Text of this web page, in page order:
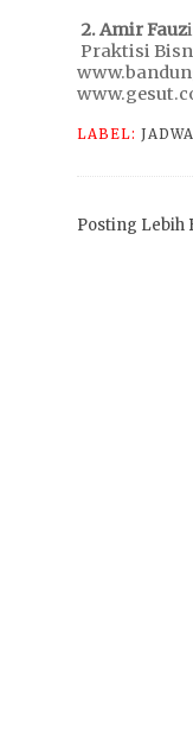
2. Amir Fauzi
Praktisi
LABEL:
Posting Lebih